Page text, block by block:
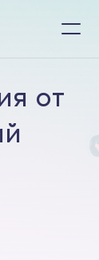
от